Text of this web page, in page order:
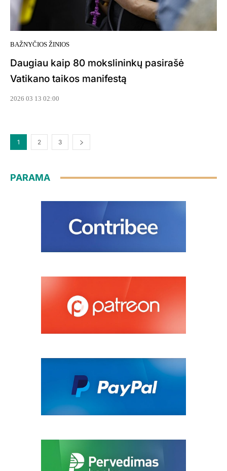
BAŽNYČIOS ŽINIOS
Daugiau kaip 80 mokslininkų pasirašė
Vatikano taikos manifestą
2026 03 13 02:00
1 2 3
PARAMA